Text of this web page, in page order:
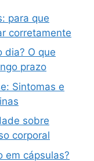
para que
corretamente
dia? O que
prazo
Sintomas e
sobre
corporal
em cápsulas?